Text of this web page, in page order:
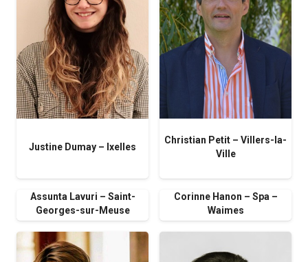
Justine Dumay – Ixelles
Christian Petit – Villers-la-
Ville
Assunta Lavuri – Saint-
Georges-sur-Meuse
Corinne Hanon – Spa –
Waimes